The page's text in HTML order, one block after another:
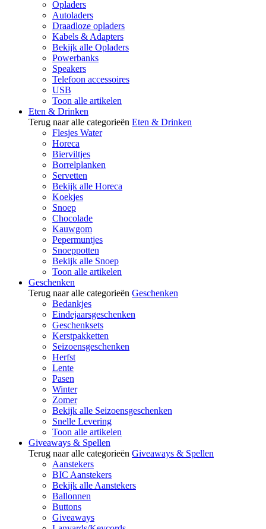
Opladers
Autoladers
Draadloze opladers
Kabels & Adapters
Bekijk alle Opladers
Powerbanks
Speakers
Telefoon accessoires
USB
Toon alle artikelen
Eten & Drinken
Terug naar alle categorieën Eten & Drinken
Flesjes Water
Horeca
Bierviltjes
Borrelplanken
Servetten
Bekijk alle Horeca
Koekjes
Snoep
Chocolade
Kauwgom
Pepermuntjes
Snoeppotten
Bekijk alle Snoep
Toon alle artikelen
Geschenken
Terug naar alle categorieën Geschenken
Bedankjes
Eindejaarsgeschenken
Geschenksets
Kerstpakketten
Seizoensgeschenken
Herfst
Lente
Pasen
Winter
Zomer
Bekijk alle Seizoensgeschenken
Snelle Levering
Toon alle artikelen
Giveaways & Spellen
Terug naar alle categorieën Giveaways & Spellen
Aanstekers
BIC Aanstekers
Bekijk alle Aanstekers
Ballonnen
Buttons
Giveaways